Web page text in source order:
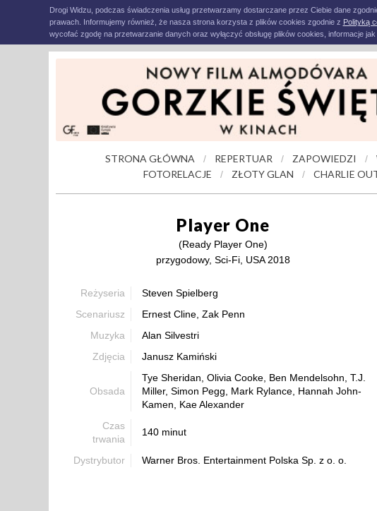
Drogi Widzu, podczas świadczenia usług przetwarzamy dostarczane przez Ciebie dane
prawach. Informujemy również, że nasza strona korzysta z plików cookies zgodnie z Polityką
wycofać zgodę na przetwarzanie danych oraz wyłączyć obsługę plików cookies, informacje
STRONA GŁÓWNA / REPERTUAR / ZAPOWIEDZI /
FOTORELACJE
/ ZŁOTY GLAN / CHARLIE
Player One
(Ready Player One)
przygodowy, Sci-Fi, USA 2018
Reżyseria
Steven Spielberg
Scenariusz
Ernest Cline, Zak Penn
Muzyka
Alan Silvestri
Zdjęcia
Janusz Kamiński
Obsada
Tye Sheridan, Olivia Cooke, Ben Mendelsohn, T.J.
Miller, Simon Pegg, Mark Rylance, Hannah John-
Kamen, Kae Alexander
Czas
trwania
140 minut
Dystrybutor Warner Bros. Entertainment Polska Sp. z o. o.